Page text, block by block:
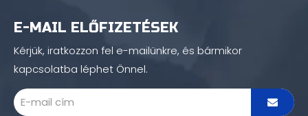
E-MAIL ELŐFIZETÉSEK
Kérjük, iratkozzon fel e-mailünkre, és bármikor
kapcsolatba léphet Önnel.